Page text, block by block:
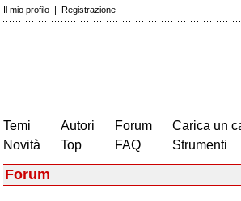
Il mio profilo | Registrazione
Temi
Novità
Autori
Top
Forum
FAQ
Carica un
Strumenti
Forum